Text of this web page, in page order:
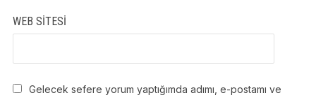
WEB SITESI
Gelecek sefere yorum yaptığımda adımı, e-postamı ve